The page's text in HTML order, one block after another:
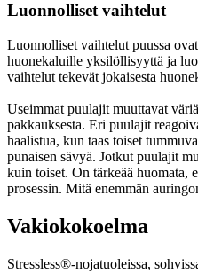
Luonnolliset vaihtelut
Luonnolliset vaihtelut puussa
huonekaluille yksilöllisyyttä ja
vaihtelut tekevät jokaisesta
Useimmat puulajit muuttavat
pakkauksesta. Eri puulajit
haalistua, kun taas toiset
punaisen sävyä. Jotkut puulajit
kuin toiset. On tärkeää huomata,
prosessin. Mitä enemmän
Vakiokokoelma
Stressless®-nojatuoleissa,